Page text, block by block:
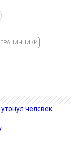
человек